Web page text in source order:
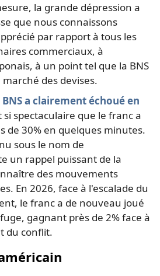
la grande dépression a
que nous connaissons
par rapport à tous les
commerciaux, à
à un point tel que la BNS
des devises.
a clairement échoué en
si spectaculaire que le franc a
de 30% en quelques minutes.
sous le nom de
un rappel puissant de la
des mouvements
En 2026, face à l'escalade du
le franc a de nouveau joué
gagnant près de 2% face à
du conflit.